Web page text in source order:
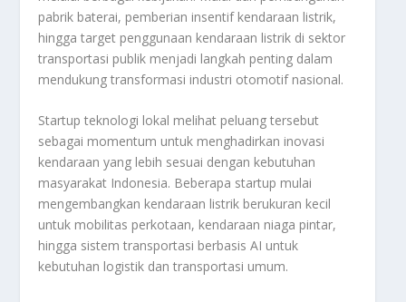
pabrik baterai, pemberian insentif kendaraan listrik,
hingga target penggunaan kendaraan listrik di sektor
transportasi publik menjadi langkah penting dalam
mendukung transformasi industri otomotif nasional.
Startup teknologi lokal melihat peluang tersebut
sebagai momentum untuk menghadirkan inovasi
kendaraan yang lebih sesuai dengan kebutuhan
masyarakat Indonesia. Beberapa startup mulai
mengembangkan kendaraan listrik berukuran kecil
untuk mobilitas perkotaan, kendaraan niaga pintar,
hingga sistem transportasi berbasis AI untuk
kebutuhan logistik dan transportasi umum.